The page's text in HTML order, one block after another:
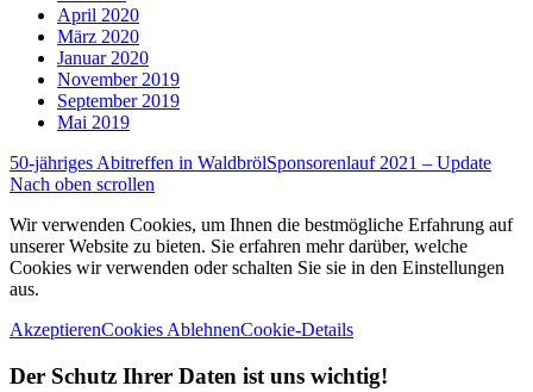
April 2020
März 2020
Januar 2020
November 2019
September 2019
Mai 2019
50-jähriges Abitreffen in WaldbrölSponsorenlauf 2021 – Update
Nach oben scrollen
Wir verwenden Cookies, um Ihnen die bestmögliche Erfahrung auf
unserer Website zu bieten. Sie erfahren mehr darüber, welche
Cookies wir verwenden oder schalten Sie sie in den Einstellungen
aus.
AkzeptierenCookies AblehnenCookie-Details
Der Schutz Ihrer Daten ist uns wichtig!